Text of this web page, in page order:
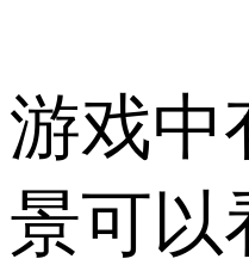
游戏中
景可以